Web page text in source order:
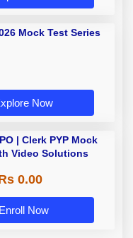
Mock Test Series
Now
| Clerk PYP Mock
Video Solutions
0.00
Enroll Now